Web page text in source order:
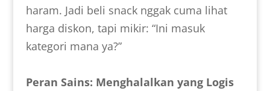
haram. Jadi beli snack nggak cuma lihat
harga diskon, tapi mikir: “Ini masuk
kategori mana ya?”
Peran Sains: Menghalalkan yang Logis